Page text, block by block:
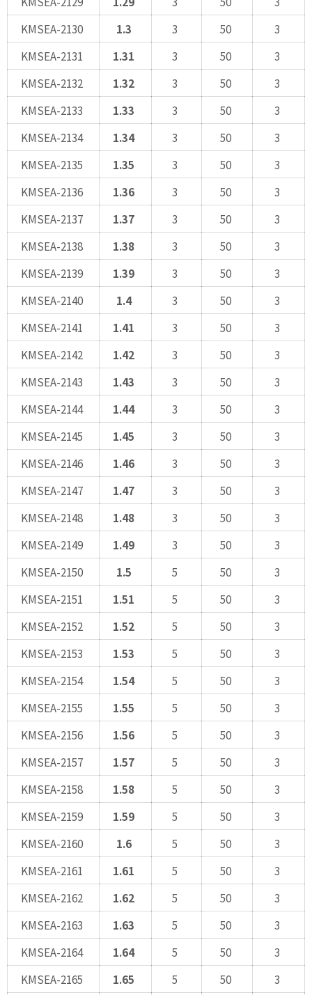
KMSEA-2130
1.3 3 50
3
KMSEA-2131
1.31 3 50
3
KMSEA-2132
1.32 3 50
3
KMSEA-2133
1.33 3 50
3
KMSEA-2134
1.34 3 50
3
KMSEA-2135
1.35 3 50
3
KMSEA-2136
1.36 3 50
3
KMSEA-2137
1.37 3 50
3
KMSEA-2138
1.38 3 50
3
KMSEA-2139
1.39 3 50
3
KMSEA-2140
1.4 3 50
3
KMSEA-2141
1.41 3 50
3
KMSEA-2142
1.42 3 50
3
KMSEA-2143
1.43 3 50
3
KMSEA-2144
1.44 3 50
3
KMSEA-2145
1.45 3 50
3
KMSEA-2146
1.46 3 50
3
KMSEA-2147
1.47 3 50
3
KMSEA-2148
1.48 3 50
3
KMSEA-2149
1.49 3 50
3
KMSEA-2150
1.5 5 50
3
KMSEA-2151
1.51 5 50
3
KMSEA-2152
1.52 5 50
3
KMSEA-2153
1.53 5 50
3
KMSEA-2154
1.54 5 50
3
KMSEA-2155
1.55 5 50
3
KMSEA-2156
1.56 5 50
3
KMSEA-2157
1.57 5 50
3
KMSEA-2158
1.58 5 50
3
KMSEA-2159
1.59 5 50
3
KMSEA-2160
1.6 5 50
3
KMSEA-2161
1.61 5 50
3
KMSEA-2162
1.62 5 50
3
KMSEA-2163
1.63 5 50
3
KMSEA-2164
1.64 5 50
3
KMSEA-2165
1.65 5 50
3